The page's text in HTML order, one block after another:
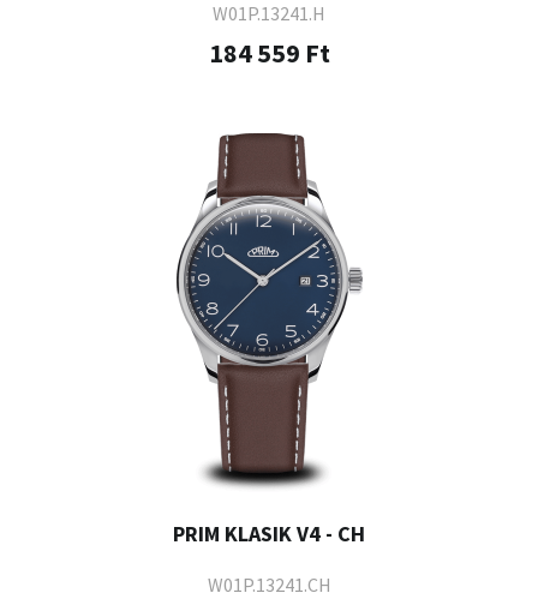
W01P.13241.H
184 559 Ft
PRIM KLASIK V4 - CH
W01P.13241.CH